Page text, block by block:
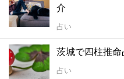
介
占い
茨城で四柱推
占い